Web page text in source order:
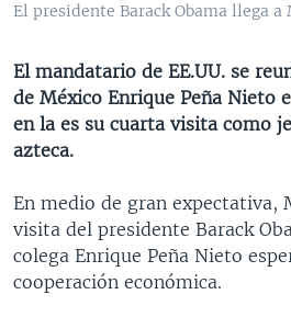
LAS CLAVES
PANORAMA
BUENOS DÍAS AMÉRICA
ESTADOS UNIDOS AL DÍA
EL MUNDO AL DÍA [RADIO]
FORO [RADIO]
NOTA ECONÓMICA
ENTRETENIMIENTO
SÍGANOS
Idiomas
El presidente Barack Obama llega a
El mandatario de EE.UU. se
de México Enrique Peña Nieto
en la es su cuarta visita como
azteca.
En medio de gran expectativa,
visita del presidente Barack
colega Enrique Peña Nieto
cooperación económica.